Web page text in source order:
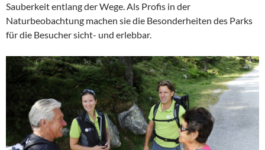
Sauberkeit entlang der Wege. Als Profis in der
Naturbeobachtung machen sie die Besonderheiten des Parks
für die Besucher sicht- und erlebbar.